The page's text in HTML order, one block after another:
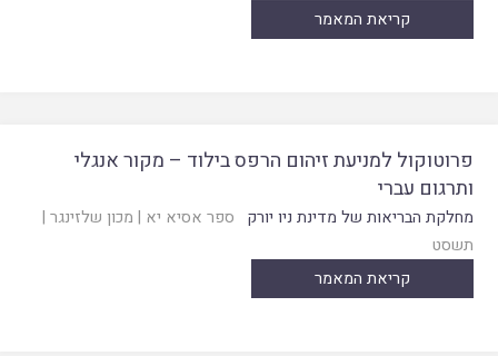
קריאת המאמר
פרוטוקול למניעת זיהום הרפס בילוד – מקור אנגלי
ותרגום עברי
מחלקת הבריאות של מדינת ניו יורק ספר אסיא יא | מכון שלזינגר |
תשסט
קריאת המאמר